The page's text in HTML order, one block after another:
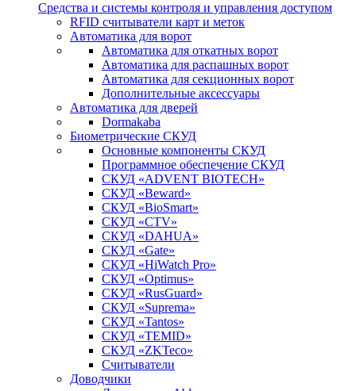
Средства и системы контроля и управления доступом
RFID считыватели карт и меток
Автоматика для ворот
Автоматика для откатных ворот
Автоматика для распашных ворот
Автоматика для секционных ворот
Дополнительные аксессуары
Автоматика для дверей
Dormakaba
Биометрические СКУД
Основные компоненты СКУД
Программное обеспечение СКУД
СКУД «ADVENT BIOTECH»
СКУД «Beward»
СКУД «BioSmart»
СКУД «CTV»
СКУД «DAHUA»
СКУД «Gate»
СКУД «HiWatch Pro»
СКУД «Optimus»
СКУД «RusGuard»
СКУД «Suprema»
СКУД «Tantos»
СКУД «TEMID»
СКУД «ZKTeco»
Считыватели
Доводчики